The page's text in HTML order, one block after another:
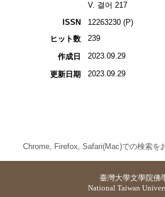
V. 결어 217
ISSN
12263230 (P)
ヒット数
239
作成日 2023.09.29
更新日期 2023.09.29
Chrome, Firefox, Safari(Mac)での検索を
臺灣大學文學院佛
National Taiwan